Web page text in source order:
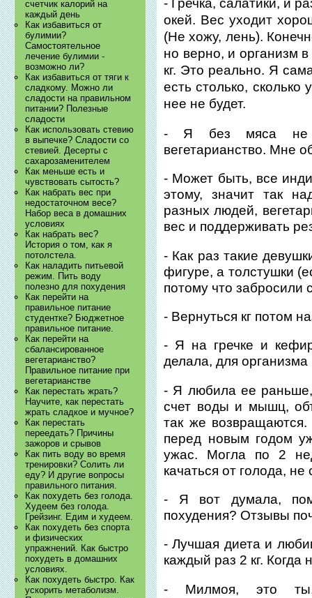
счетчик калорий на
каждый день
Как избавиться от
булимии?
Самостоятельное
лечение булимии -
возможно ли?
Как избавиться от тяги к
сладкому. Можно ли
сладости на правильном
питании? Полезные
сладости
Как использовать стевию
в выпечке? Сладости со
стевией. Десерты с
сахарозаменителем
Как меньше есть и
чувствовать сытость?
Как набрать вес при
недостаточном весе?
Набор веса в домашних
условиях
Как набрать вес?
История о том, как я
потолстела.
Как наладить питьевой
режим. Пить воду
полезно для похудения
Как перейти на
правильное питание
студентке? Бюджетное
правильное питание.
Как перейти на
сбалансированное
вегетарианство?
Правильное питание при
вегетарианстве
Как перестать жрать?
Научите, как перестать
жрать сладкое и мучное?
Как перестать
переедать? Причины
зажоров и срывов
Как пить воду во время
тренировки? Солить ли
еду? И другие вопросы
правильного питания.
Как похудеть без голода.
Худеем без голода.
Грейзинг. Едим и худеем.
Как похудеть без спорта
и физических
упражнений. Как быстро
похудеть в домашних
условиях.
Как похудеть быстро. Как
ускорить метаболизм.
- Гречка, салатики, и
окей. Вес уходит
(Не хожу, лень).
но верно, и организм
кг. Это реально. Я
есть столько, сколько
нее не будет.
- Я без мяса не
вегетарианство. Мне
- Может быть, все
этому, значит так
разных людей,
вес и поддерживать
- Как раз такие
фигуре, а толстушки
потому что забросили
- Вернуться кг потом
- Я на гречке и
делала, для
- Я любила ее
счет воды и мышц,
так же
перед новым годом
ужас. Могла по 2
качаться от голода, не
- Я вот думала,
похудения? Отзывы
- Лучшая диета и
каждый раз 2 кг. Когда
- Милмоя, это ты,